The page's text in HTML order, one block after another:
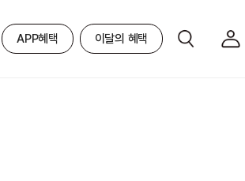
APP혜택 이달의 혜택